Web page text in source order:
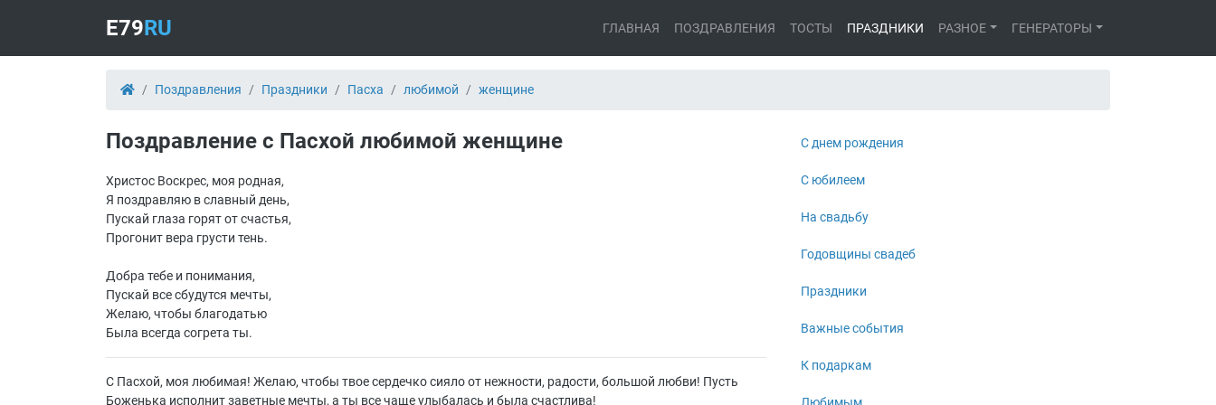
E79RU ГЛАВНАЯ ПОЗДРАВЛЕНИЯ ТОСТЫ ПРАЗДНИКИ РАЗНОЕ ГЕНЕРАТОРЫ
Поздравления Праздники Пасха любимой женщине
Поздравление с Пасхой любимой женщине
Христос Воскрес, моя родная,
Я поздравляю в славный день,
Пускай глаза горят от счастья,
Прогонит вера грусти тень.
Добра тебе и понимания,
Пускай все сбудутся мечты,
Желаю, чтобы благодатью
Была всегда согрета ты.
С Пасхой, моя любимая! Желаю, чтобы твое сердечко сияло от нежности, радости, большой любви! Пусть
Боженька исполнит заветные мечты, а ты все чаще улыбалась и была счастлива!
С днем рождения
С юбилеем
На свадьбу
Годовщины свадеб
Праздники
Важные события
К подаркам